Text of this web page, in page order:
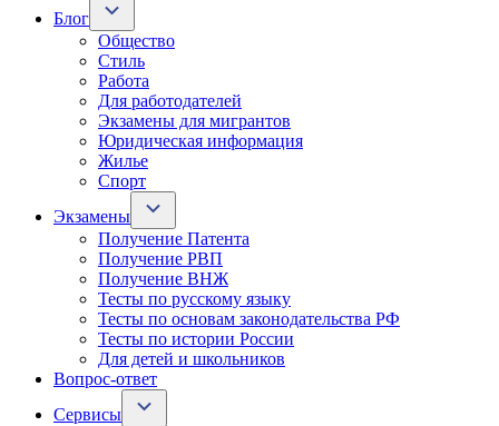
Блог
Общество
Стиль
Работа
Для работодателей
Экзамены для мигрантов
Юридическая информация
Жилье
Спорт
Экзамены
Получение Патента
Получение РВП
Получение ВНЖ
Тесты по русскому языку
Тесты по основам законодательства РФ
Тесты по истории России
Для детей и школьников
Вопрос-ответ
Сервисы